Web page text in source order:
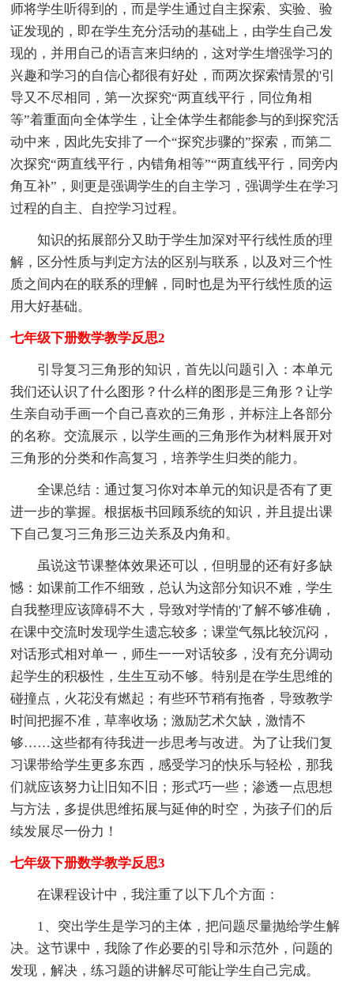
师将学生听得到的，而是学生通过自主探索、实验、验
证发现的，即在学生充分活动的基础上，由学生自己发
现的，并用自己的语言来归纳的，这对学生增强学习的
兴趣和学习的自信心都很有好处，而两次探索情景的'引
导又不尽相同，第一次探究“两直线平行，同位角相
等”着重面向全体学生，让全体学生都能参与的到探究活
动中来，因此先安排了一个“探究步骤的”探索，而第二
次探究“两直线平行，内错角相等”“两直线平行，同旁内
角互补”，则更是强调学生的自主学习，强调学生在学习
过程的自主、自控学习过程。
知识的拓展部分又助于学生加深对平行线性质的理
解，区分性质与判定方法的区别与联系，以及对三个性
质之间内在的联系的理解，同时也是为平行线性质的运
用大好基础。
七年级下册数学教学反思2
引导复习三角形的知识，首先以问题引入：本单元
我们还认识了什么图形？什么样的图形是三角形？让学
生亲自动手画一个自己喜欢的三角形，并标注上各部分
的名称。交流展示，以学生画的三角形作为材料展开对
三角形的分类和作高复习，培养学生归类的能力。
全课总结：通过复习你对本单元的知识是否有了更
进一步的掌握。根据板书回顾系统的知识，并且提出课
下自己复习三角形三边关系及内角和。
虽说这节课整体效果还可以，但明显的还有好多缺
憾：如课前工作不细致，总认为这部分知识不难，学生
自我整理应该障碍不大，导致对学情的'了解不够准确，
在课中交流时发现学生遗忘较多；课堂气氛比较沉闷，
对话形式相对单一，师生一一对话较多，没有充分调动
起学生的积极性，生生互动不够。特别是在学生思维的
碰撞点，火花没有燃起；有些环节稍有拖沓，导致教学
时间把握不准，草率收场；激励艺术欠缺，激情不
够……这些都有待我进一步思考与改进。为了让我们复
习课带给学生更多东西，感受学习的快乐与轻松，那我
们就应该努力让旧知不旧；形式巧一些；渗透一点思想
与方法，多提供思维拓展与延伸的时空，为孩子们的后
续发展尽一份力！
七年级下册数学教学反思3
在课程设计中，我注重了以下几个方面：
1、突出学生是学习的主体，把问题尽量抛给学生解
决。这节课中，我除了作必要的引导和示范外，问题的
发现，解决，练习题的讲解尽可能让学生自己完成。